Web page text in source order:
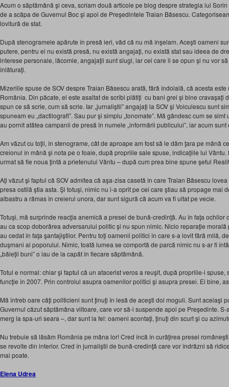
Acum o săptămână şi ceva, scriam două articole pe blog despre strategia lui
de a scăpa de Guvernul Boc şi apoi de Preşedintele Traian Băsescu.
lovitură de stat.
După stenogramele apărute în presă ieri, văd că nu mă înşelam. Aceşti oameni
putere, pentru ei nu există presă, nu există angajaţi, nu există stat sau ideea de
interese personale, lăcomie, angajaţii sunt slugi, iar cei care li se opun şi nu vor
înlăturaţi.
Mizeriile spuse de SOV despre Traian Băsescu arată, fără îndoială, că acesta
România. Din păcate, el este asaltat de scribi plătiţi cu bani grei şi bine cravaşaţi
spun ce să scrie, cum să scrie. Iar „jurnaliştii” angajaţi la SOV şi Voiculescu sunt
spuneam eu „dactilografi”. Sau pur şi simplu „tonomate”. Mă gândesc cum se
au pornit atâtea campanii de presă în numele „informării publicului”, iar acum
Am văzut cu toţii, în stenograme, cât de aproape am fost să le dăm ţara pe mână
creionul în mână şi nota pe o foaie, după propriile sale spuse, indicaţiile lui
urmat să fie noua ţintă a prietenului Vântu – după cum prea bine spune şeful
Aţi văzut şi faptul că SOV admitea că aşa-zisa casetă în care Traian Băsescu
presa ostilă ştia asta. Şi totuşi, nimic nu i-a oprit pe cei care ştiau să propage mai
albastru a rămas în creierul unora, dar sunt sigură că acum va fi uitat pe vecie.
Totuşi, mă surprinde reacţia anemică a presei de bună-credinţă. Au în faţa
au ca scop doborârea adversarului politic şi nu spun nimic. Nicio reparaţie
au cedat în faţa şantajiştilor. Pentru toţi oamenii politici în care s-a lovit fără milă,
duşmani ai poporului. Nimic, toată lumea se comportă de parcă nimic nu s-ar fi
„băieţii buni” o iau de la capăt în fiecare săptămână.
Totul e normal: chiar şi faptul că un afacerist veros a reuşit, după propriile-i
funcţie în 2007. Prin controlul asupra oamenilor politici şi asupra presei. Ei bine,
Mă întreb oare câţi politicieni sunt ţinuţi în lesă de aceşti doi moguli. Sunt aceiaşi
Guvernul căzut săptămâna viitoare, care vor să-l suspende apoi pe Preşedinte.
merg la spa-uri seara –, dar sunt la fel: oameni acontaţi, ţinuţi din scurt şi cu
Nu trebuie să lăsăm România pe mâna lor! Cred încă în curăţirea presei
se revolte din interior. Cred în jurnaliştii de bună-credinţă care vor îndrăzni să
mai poate.
Elena Udrea